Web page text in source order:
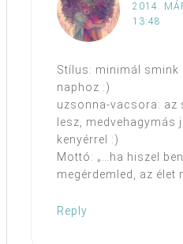
2014.
13:48
Stílus: minimál smink
naphoz :)
uzsonna-vacsora: az
lesz, medvehagymás
kenyérrel :)
Mottó: „…ha hiszel
megérdemled, az élet
Reply